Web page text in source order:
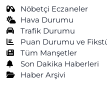
Nöbetçi Eczaneler
Hava Durumu
Trafik Durumu
Puan Durumu ve
Tüm Manşetler
Son Dakika Haberleri
Haber Arşivi